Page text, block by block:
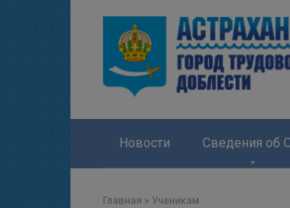
Новости Сведения об
Главная » Ученикам